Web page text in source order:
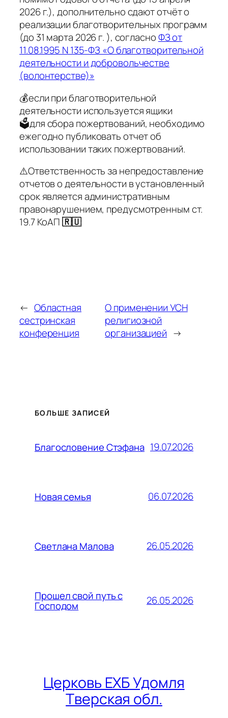
2026 г.), дополнительно сдают отчёт о
реализации благотворительных программ
(до 31 марта 2026 г. ), согласноФЗ от
11.08.1995 N 135-ФЗ «О благотворительной
деятельности и добровольчестве
(волонтерстве)»
💰если при благотворительной
деятельности используется ящики
🗳️для сбора пожертвований, необходимо
ежегодно публиковать отчет об
использовании таких пожертвований.
⚠️Ответственность за непредоставление
отчетов о деятельности в установленный
срок является административным
правонарушением, предусмотренным ст.
19.7 КоАП🇷🇺
← Областная
сестринская
конференция
О применении УСН
религиозной
организацией →
БОЛЬШЕ ЗАПИСЕЙ
Благословение Стэфана 19.07.2026
Новая семья 06.07.2026
Светлана Малова 26.05.2026
Прошел свой путь с
Господом 26.05.2026
Церковь ЕХБ Удомля
Тверская обл.